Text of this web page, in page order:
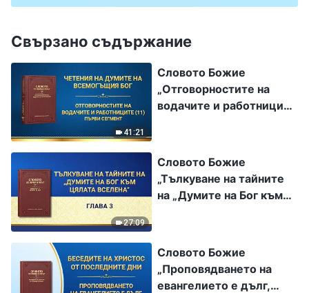
Свързано съдържание
41:21
Словото Божие
„Отговорностите на
водачите и работниците
27:09
Словото Божие
„Тълкуване на тайните
на „Думите на Бог към
Словото Божие
„Проповядването на
евангелието е дълг,